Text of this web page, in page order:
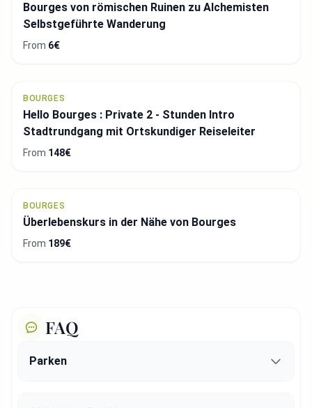
Bourges von römischen Ruinen zu Alchemisten
Selbstgeführte Wanderung
From 6€
BOURGES
Hello Bourges : Private 2 - Stunden Intro
Stadtrundgang mit Ortskundiger Reiseleiter
From 148€
BOURGES
Überlebenskurs in der Nähe von Bourges
From 189€
FAQ
Parken